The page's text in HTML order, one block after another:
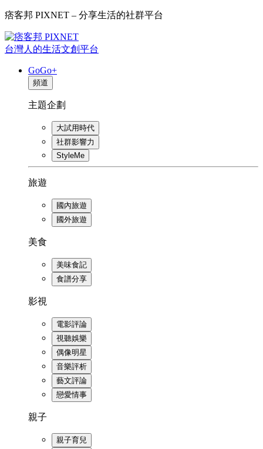
痞客邦 PIXNET – 分享生活的社群平台
台灣人的生活文創平台
GoGo+
頻道
主題企劃
大試用時代
社群影響力
StyleMe
旅遊
國內旅遊
國外旅遊
美食
美味食記
食譜分享
影視
電影評論
視聽娛樂
偶像明星
音樂評析
藝文評論
戀愛情事
親子
親子育兒